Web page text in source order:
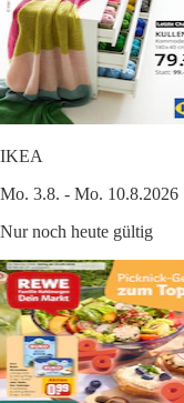
IKEA
Mo. 3.8. - Mo. 10.8.2026
Nur noch heute gültig